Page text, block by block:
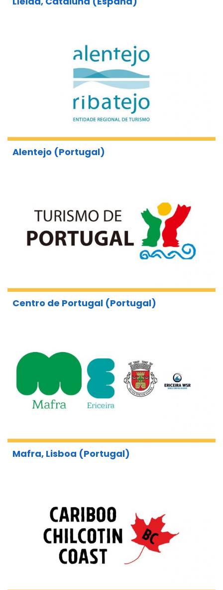
Alentejo (Portugal)
Centro de Portugal (Portugal)
Mafra, Lisboa (Portugal)